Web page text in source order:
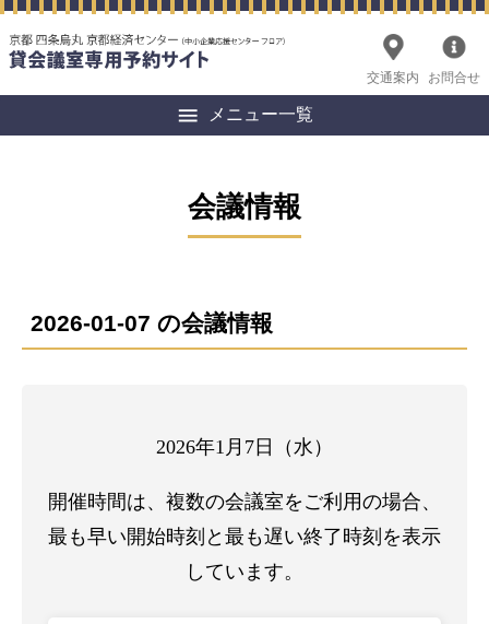
交通案内 お問合せ
メニュー一覧
会議情報
2026-01-07 の会議情報
2026年1月7日（水）
開催時間は、複数の会議室をご利用の場合、
最も早い開始時刻と最も遅い終了時刻を表示
しています。